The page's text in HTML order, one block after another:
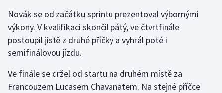
Rychlobruslení
Rychlostní kanoistika
Sportovní střelba
Novák se od začátku sprintu prezentoval výbornými
výkony. V kvalifikaci skončil pátý, ve čtvrtfinále
postoupil jistě z druhé příčky a vyhrál poté i
semifinálovou jízdu.
Ve finále se držel od startu na druhém místě za
Francouzem Lucasem Chavanatem. Na stejné příčce